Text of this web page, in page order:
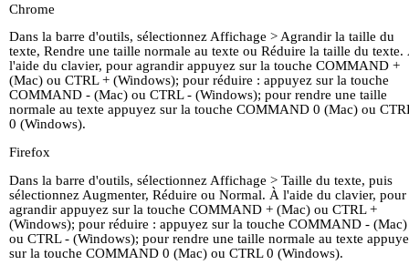
Chrome
Dans la barre d'outils, sélectionnez Affichage > Agrandir la taille du
texte, Rendre une taille normale au texte ou Réduire la taille du texte.
l'aide du clavier, pour agrandir appuyez sur la touche COMMAND +
(Mac) ou CTRL + (Windows); pour réduire : appuyez sur la touche
COMMAND - (Mac) ou CTRL - (Windows); pour rendre une taille
normale au texte appuyez sur la touche COMMAND 0 (Mac) ou
0 (Windows).
Firefox
Dans la barre d'outils, sélectionnez Affichage > Taille du texte, puis
sélectionnez Augmenter, Réduire ou Normal. À l'aide du clavier, pour
agrandir appuyez sur la touche COMMAND + (Mac) ou CTRL +
(Windows); pour réduire : appuyez sur la touche COMMAND - (Mac)
ou CTRL - (Windows); pour rendre une taille normale au texte
sur la touche COMMAND 0 (Mac) ou CTRL 0 (Windows).